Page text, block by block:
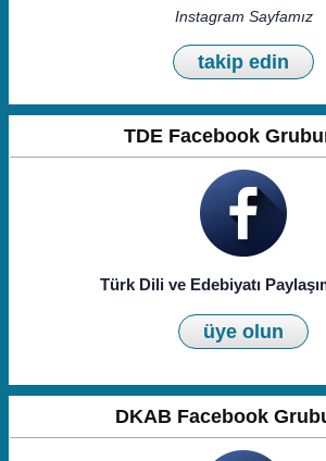
Instagram Sayfamız
takip edin
TDE Facebook
Türk Dili ve Edebiyatı
üye olun
DKAB Facebook